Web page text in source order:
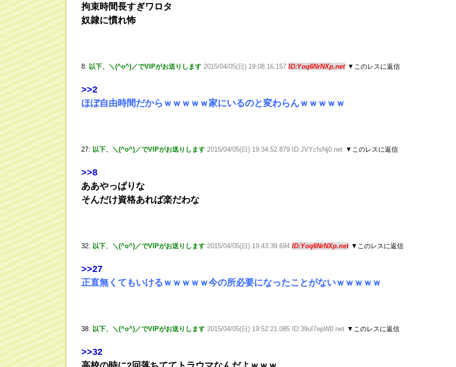
拘束時間長すぎワロタ
奴隷に慣れ怖
8: 以下、＼(^o^)／でVIPがお送りします 2015/04/05(日) 19:08:16.157 ID:Yoq6NrNXp.net ▼このレスに返信
>>2
ほぼ自由時間だからｗｗｗｗｗ家にいるのと変わらんｗｗｗｗｗ
27: 以下、＼(^o^)／でVIPがお送りします 2015/04/05(日) 19:34:52.879 ID:JVYcfsNj0.net ▼このレスに返信
>>8
ああやっぱりな
そんだけ資格あれば楽だわな
32: 以下、＼(^o^)／でVIPがお送りします 2015/04/05(日) 19:43:39.694 ID:Yoq6NrNXp.net ▼このレスに返信
>>27
正直無くてもいけるｗｗｗｗｗ今の所必要になったことがないｗｗｗｗｗ
38: 以下、＼(^o^)／でVIPがお送りします 2015/04/05(日) 19:52:21.085 ID:39uI7epW0.net ▼このレスに返信
>>32